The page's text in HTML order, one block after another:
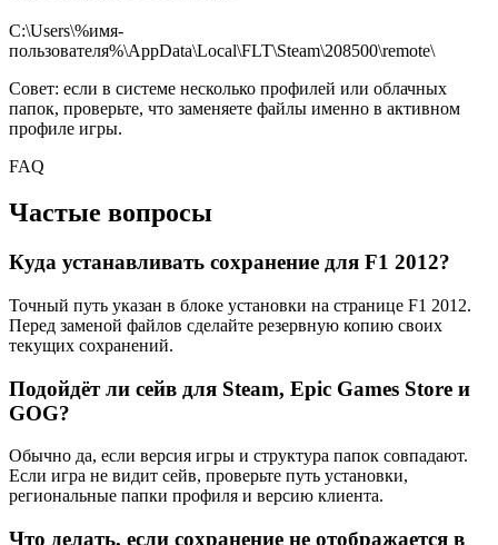
C:\Users\%имя-
пользователя%\AppData\Local\FLT\Steam\208500\remote\
Совет: если в системе несколько профилей или облачных
папок, проверьте, что заменяете файлы именно в активном
профиле игры.
FAQ
Частые вопросы
Куда устанавливать сохранение для F1 2012?
Точный путь указан в блоке установки на странице F1 2012.
Перед заменой файлов сделайте резервную копию своих
текущих сохранений.
Подойдёт ли сейв для Steam, Epic Games Store и
GOG?
Обычно да, если версия игры и структура папок совпадают.
Если игра не видит сейв, проверьте путь установки,
региональные папки профиля и версию клиента.
Что делать, если сохранение не отображается в